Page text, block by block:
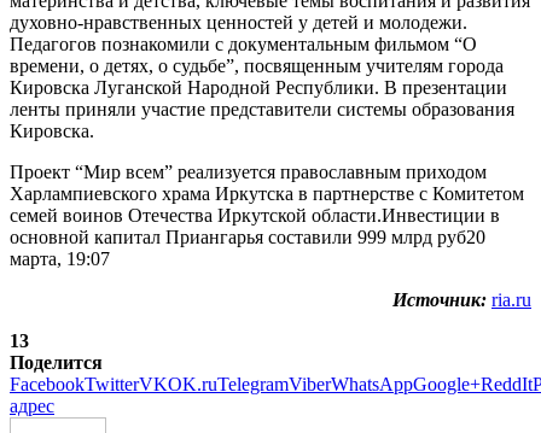
духовно-нравственных ценностей у детей и молодежи.
Педагогов познакомили с документальным фильмом “О
времени, о детях, о судьбе”, посвященным учителям города
Кировска Луганской Народной Республики. В презентации
ленты приняли участие представители системы образования
Кировска.
Проект “Мир всем” реализуется православным приходом
Харлампиевского храма Иркутска в партнерстве с Комитетом
семей воинов Отечества Иркутской области.Инвестиции в
основной капитал Приангарья составили 999 млрд руб20
марта, 19:07
Источник: ria.ru
13
Поделится
FacebookTwitterVKOK.ruTelegramViberWhatsAppGoogle+ReddIt
адрес